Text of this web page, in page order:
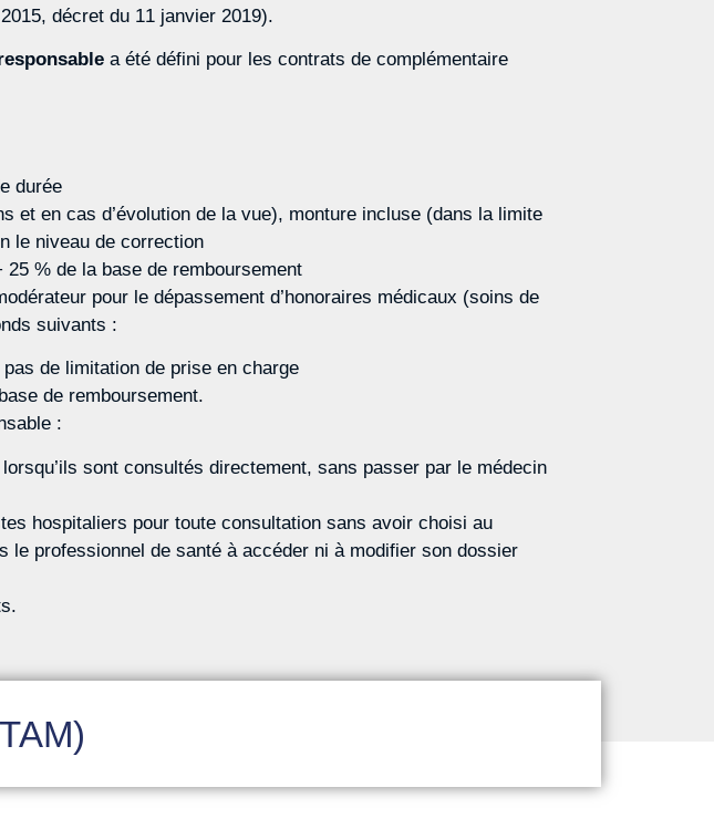
décret du 11 janvier 2019).
a été défini pour les contrats de complémentaire
durée
et en cas d’évolution de la vue), monture incluse (dans la limite
le niveau de correction
% de la base de remboursement
pour le dépassement d’honoraires médicaux (soins de
suivants :
de limitation de prise en charge
de remboursement.
:
sont consultés directement, sans passer par le médecin
hospitaliers pour toute consultation sans avoir choisi au
le professionnel de santé à accéder ni à modifier son dossier